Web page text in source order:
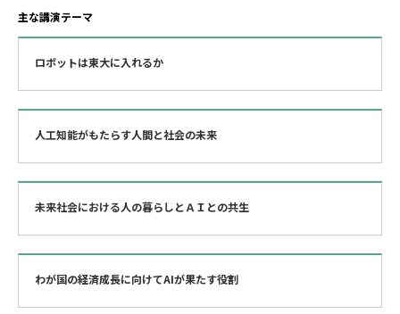
主な講演テーマ
ロボットは東大に入れるか
人工知能がもたらす人間と社会の未来
未来社会における人の暮らしとＡＩとの共生
わが国の経済成長に向けてAIが果たす役割